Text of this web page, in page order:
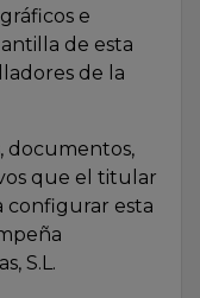
e
de esta
de la
documentos,
que el titular
configurar esta
S.L.